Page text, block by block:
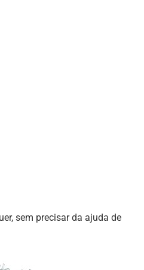
sem precisar da ajuda de